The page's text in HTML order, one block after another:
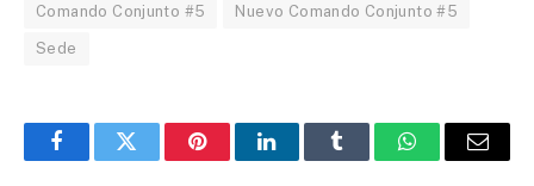
Comando Conjunto #5 Nuevo Comando Conjunto #5
Sede
FacebookTwitter PinterestLinkedInTumblr WhatsAppEmail